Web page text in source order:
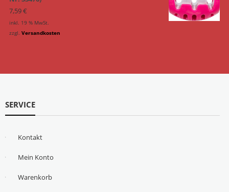
7,59€
inkl. 19 % MwSt.
zzgl. Versandkosten
SERVICE
Kontakt
Mein Konto
Warenkorb